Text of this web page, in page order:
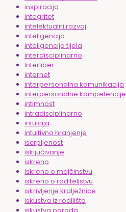
inspiracija
integritet
intelektualni razvoj
inteligencija
inteligencija tijela
interdisciplinarno
Interliber
internet
interpersonalna komunikacija
interpersonalne kompetencije
intimnost
intradisciplinarno
intuicija
intuitivno hranjenje
iscrpljenost
isključivanje
iskreno
iskreno o majčinstvu
iskreno o roditeljstvu
iskrivljenje kralježnice
iskustva iz rodilišta